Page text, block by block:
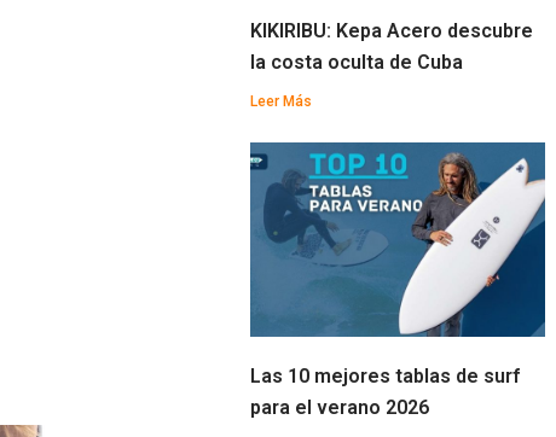
KIKIRIBU: Kepa Acero descubre
la costa oculta de Cuba
Leer Más
Las 10 mejores tablas de surf
para el verano 2026